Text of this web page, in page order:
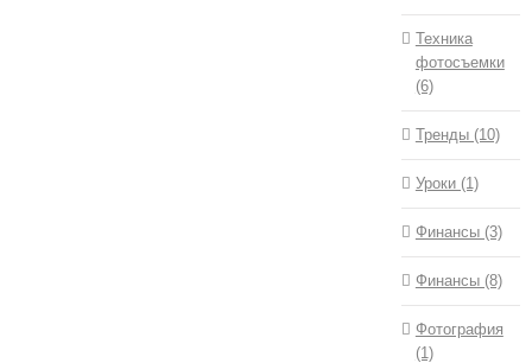
Техника
фотосъемки
(6)
Тренды (10)
Уроки (1)
Финансы (3)
Финансы (8)
Фотография
(1)